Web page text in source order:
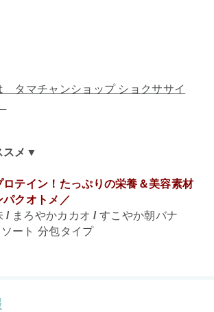
タマチャンショップ ショクササイ
スメ▼
ロテイン！たっぷりの栄養＆美容素材
クオトメ／
/ まろやかカカオ /すこやか朝バナ
ート 分包タイプ